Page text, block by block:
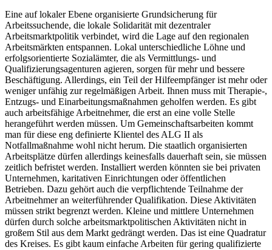
Eine auf lokaler Ebene organisierte Grundsicherung für
Arbeitssuchende, die lokale Solidarität mit dezentraler
Arbeitsmarktpolitik verbindet, wird die Lage auf den regionalen
Arbeitsmärkten entspannen. Lokal unterschiedliche Löhne und
erfolgsorientierte Sozialämter, die als Vermittlungs- und
Qualifizierungsagenturen agieren, sorgen für mehr und bessere
Beschäftigung. Allerdings, ein Teil der Hilfeempfänger ist mehr oder
weniger unfähig zur regelmäßigen Arbeit. Ihnen muss mit Therapie-,
Entzugs- und Einarbeitungsmaßnahmen geholfen werden. Es gibt
auch arbeitsfähige Arbeitnehmer, die erst an eine volle Stelle
herangeführt werden müssen. Um Gemeinschaftsarbeiten kommt
man für diese eng definierte Klientel des ALG II als
Notfallmaßnahme wohl nicht herum. Die staatlich organisierten
Arbeitsplätze dürfen allerdings keinesfalls dauerhaft sein, sie müssen
zeitlich befristet werden. Installiert werden könnten sie bei privaten
Unternehmen, karitativen Einrichtungen oder öffentlichen
Betrieben. Dazu gehört auch die verpflichtende Teilnahme der
Arbeitnehmer an weiterführender Qualifikation. Diese Aktivitäten
müssen strikt begrenzt werden. Kleine und mittlere Unternehmen
dürfen durch solche arbeitsmarktpolitischen Aktivitäten nicht in
großem Stil aus dem Markt gedrängt werden. Das ist eine Quadratur
des Kreises. Es gibt kaum einfache Arbeiten für gering qualifizierte